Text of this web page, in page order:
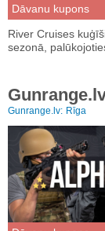
Dāvanu kupons
River Cruises
sezonā,
Gunrange.lv: Rīga